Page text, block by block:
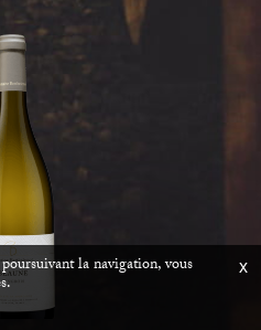
la navigation, vous x